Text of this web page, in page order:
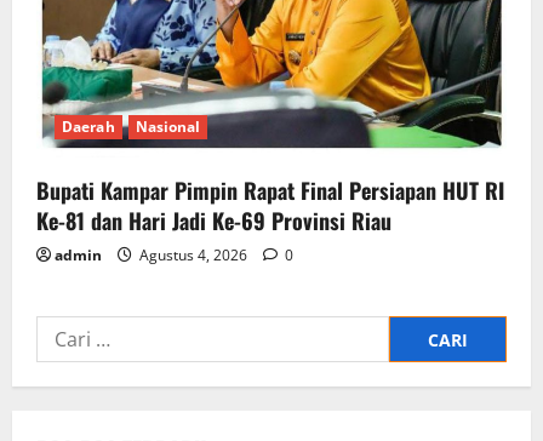
Daerah Nasional
Bupati Kampar Pimpin Rapat Final Persiapan HUT RI
Ke-81 dan Hari Jadi Ke-69 Provinsi Riau
admin Agustus 4, 2026 0
Cari
untuk: